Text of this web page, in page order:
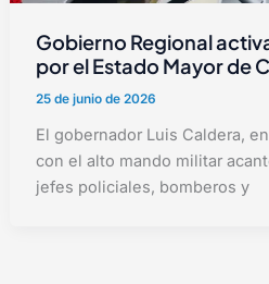
Gobierno Regional
por el Estado Mayor de
25 de junio de 2026
El gobernador Luis Caldera,
con el alto mando militar
jefes policiales, bomberos y